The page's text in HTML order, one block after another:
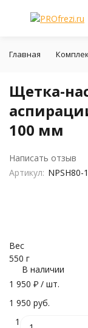
Главная
Щетка-
100 мм
Написать отзыв
Артикул: NPSH80-
Вес
550 г
В наличии
1 950 ₽ / шт.
1 950 руб.
1